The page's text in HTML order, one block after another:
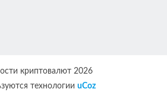
криптовалют 2026
технологии uCoz